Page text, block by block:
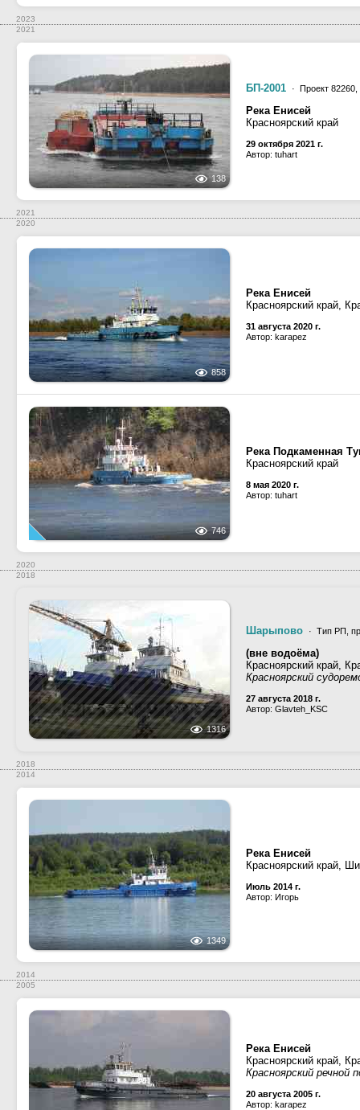
2023
2021
138
БП-2001 · Проект 82260,
Река Енисей
Красноярский край
29 октября 2021 г.
Автор: tuhart
2021
2020
858
Река Енисей
Красноярский край,
31 августа 2020 г.
Автор: karapez
746
Река Подкаменная
Красноярский край
8 мая 2020 г.
Автор: tuhart
2020
2018
1316
Шарыпово · Тип РП,
(вне водоёма)
Красноярский край,
Красноярский
27 августа 2018 г.
Автор: Glavteh_KSC
2018
2014
1349
Река Енисей
Красноярский край,
Июль 2014 г.
Автор: Игорь
2014
2005
Река Енисей
Красноярский край,
Красноярский речной
20 августа 2005 г.
Автор: karapez